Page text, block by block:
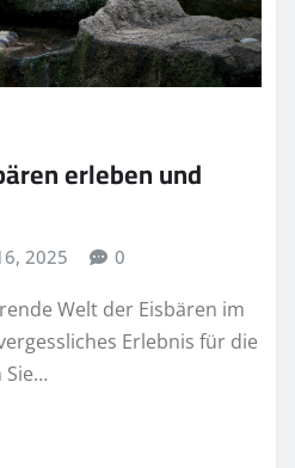
erleben und
2025 0
Welt der Eisbären im
Erlebnis für die
Sie…